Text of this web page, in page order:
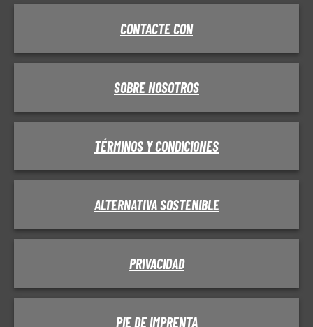
CONTACTE CON
SOBRE NOSOTROS
TÉRMINOS Y CONDICIONES
ALTERNATIVA SOSTENIBLE
PRIVACIDAD
PIE DE IMPRENTA